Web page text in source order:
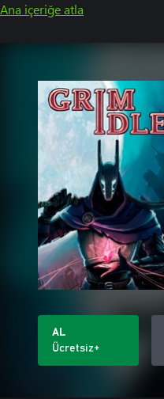
Ana içeriğe atla
AL
Ücretsiz+